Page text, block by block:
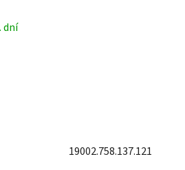
dní
19002.758.137.121